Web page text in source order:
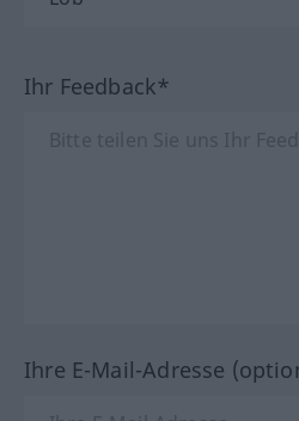
Ihr Feedback*
Ihre E-Mail-Adresse